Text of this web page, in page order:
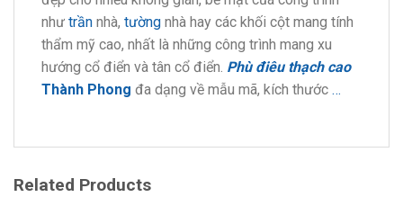
như trần nhà, tường nhà hay các khối cột mang tính
thẩm mỹ cao, nhất là những công trình mang xu
hướng cổ điển và tân cổ điển. Phù điêu thạch cao
Thành Phong đa dạng về mẫu mã, kích thước …
Related Products